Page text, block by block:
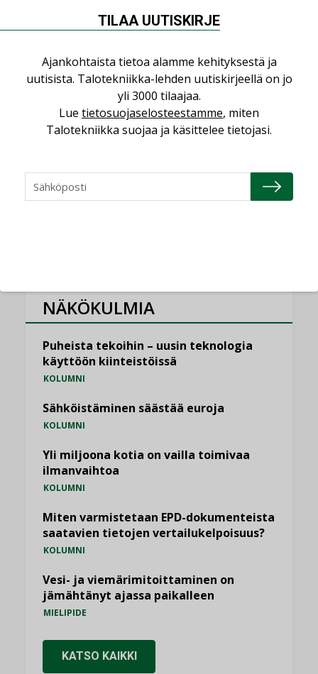
Sähköistyminen kasvaa voimakkaasti:
”Tulevat kilpailuedut syntyvät, kun
AJANKOHTAISTA, TILAAJILLE
Puutteellinen eristys lisää lämpöhäviöitä
LEHDEN ARTIKKELIT
LEHDEN ARTIKKELIT,TILAAJILLE
NÄKÖKULMIA
Puheista tekoihin – uusin teknologia
käyttöön kiinteistöissä
KOLUMNI
Sähköistäminen säästää euroja
KOLUMNI
Yli miljoona kotia on vailla toimivaa
ilmanvaihtoa
KOLUMNI
Miten varmistetaan EPD-dokumenteista
saatavien tietojen vertailukelpoisuus?
KOLUMNI
Vesi- ja viemärimitoittaminen on
jämähtänyt ajassa paikalleen
MIELIPIDE
KATSO KAIKKI
TILAA UUTISKIRJE
Ajankohtaista tietoa alamme kehityksestä ja
uutisista. Talotekniikka-lehden uutiskirjeellä on jo
yli 3000 tilaajaa.
Lue tietosuojaselosteestamme, miten
Talotekniikka suojaa ja käsittelee tietojasi.